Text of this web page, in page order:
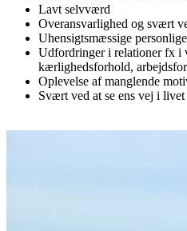
Lavt selvværd
Overansvarlighed og svært
Uhensigtsmæssige
Udfordringer i relationer fx i
kærlighedsforhold,
Oplevelse af manglende
Svært ved at se ens vej i livet